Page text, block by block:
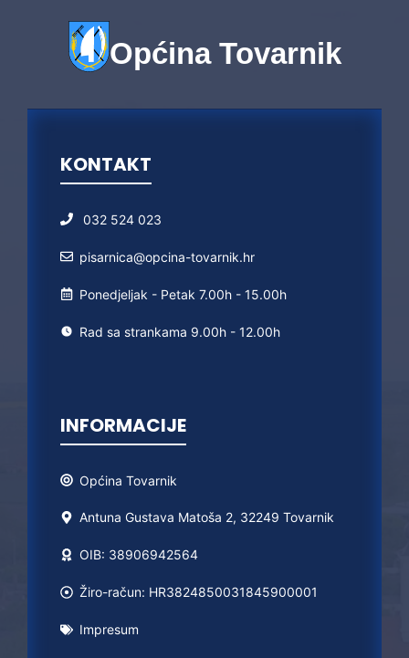
Općina Tovarnik
KONTAKT
032 524 023
pisarnica@opcina-tovarnik.hr
Ponedjeljak - Petak 7.00h - 15.00h
Rad sa strankama 9.00h - 12.00h
INFORMACIJE
Općina Tovarnik
Antuna Gustava Matoša 2, 32249 Tovarnik
OIB: 38906942564
Žiro-račun: HR3824850031845900001
Impresum